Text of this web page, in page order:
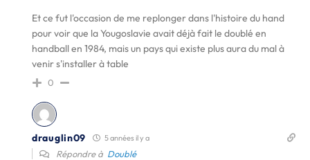
Et ce fut l'occasion de me replonger dans l'histoire du hand
pour voir que la Yougoslavie avait déjà fait le doublé en
handball en 1984, mais un pays qui existe plus aura du mal à
venir s'installer à table
0
drauglin09 5 années il y a
Répondre à Doublé